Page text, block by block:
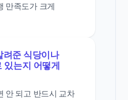
만족도가 크게
려준 식당이나
있는지 어떻게
안 되고 반드시 교차